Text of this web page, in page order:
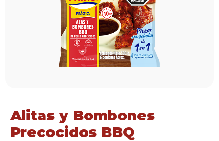
Alitas y Bombones
Precocidos BBQ